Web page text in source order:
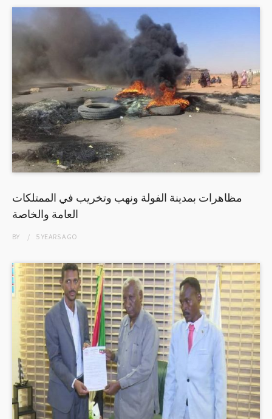
مظاهرات بمدينة الفولة ونهب وتخريب في الممتلكات
العامة والخاصة
BY 5 YEARSAGO